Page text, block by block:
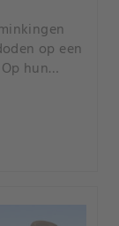
op een
hun